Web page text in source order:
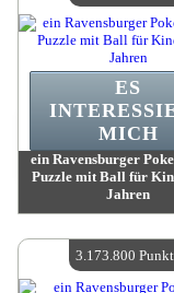
ein Ravensburger
Puzzle mit Ball für
Jahren
Verfügbare
ES
MICH
3.173.800